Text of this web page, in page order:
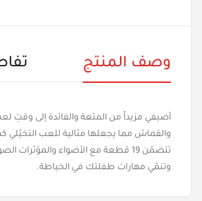
وصف المنتج
والقماش مما يجعلها مثالية للعب
تتضمّن 19 قطعة مع الأضواء
وتنمّي مهارات طفلتك في الخياطة.